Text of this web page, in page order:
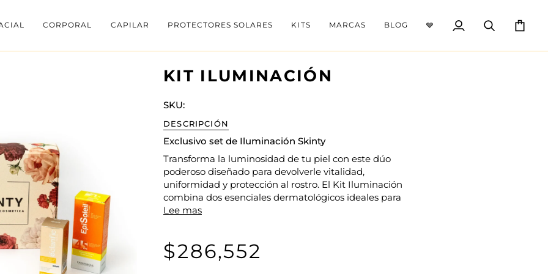
CORPORAL CAPILAR PROTECTORES SOLARES KITS MARCAS BLOG 🩶
Mi
Buscar Carrito
KIT ILUMINACIÓN
SKU:
DESCRIPCIÓN
Exclusivo set de Iluminación Skinty
Transforma la luminosidad de tu piel con este dúo
poderoso diseñado para devolverle vitalidad,
uniformidad y protección al rostro. El Kit Iluminación
combina dos esenciales dermatológicos ideales para
Lee mas
$286,552